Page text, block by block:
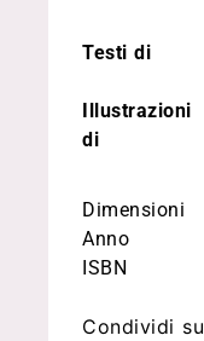
Testi di
Illustrazioni
di
Dimensioni
Anno
ISBN
Condividi su